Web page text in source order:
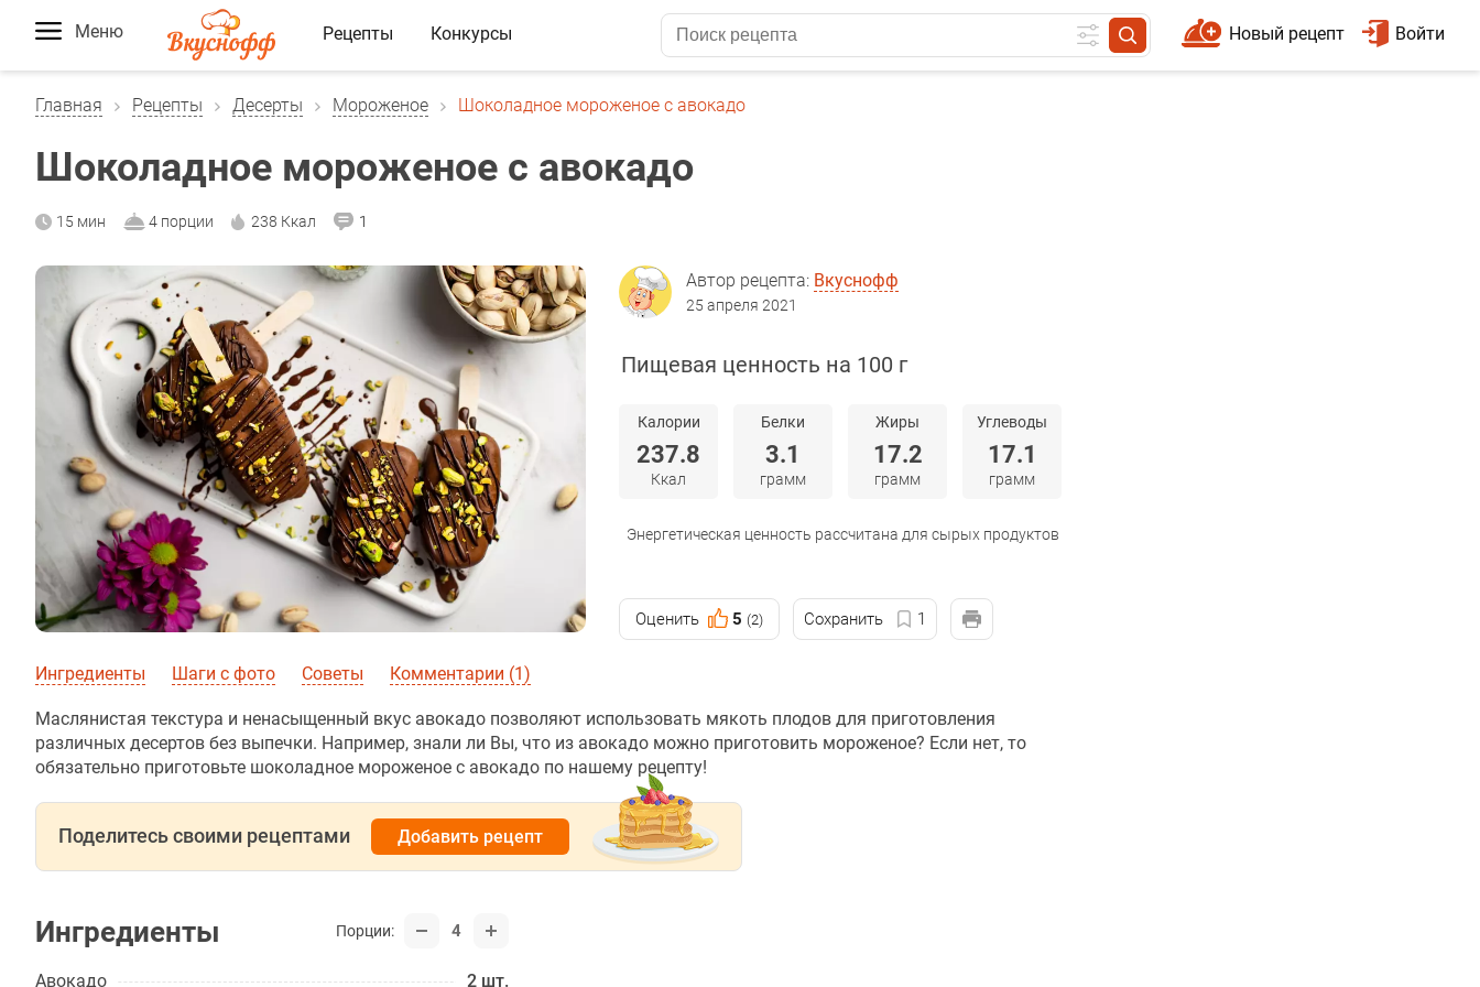
Меню Рецепты Конкурсы Войти
Новый рецепт
Главная Рецепты Десерты Мороженое Шоколадное мороженое с авокадо
Шоколадное мороженое с авокадо
15 мин 4 порции 238 Ккал 1
Автор рецепта: Вкуснофф
25 апреля 2021
Пищевая ценность на 100 г
Калории
237.8
Ккал
Белки
3.1
грамм
Жиры
17.2
грамм
Углеводы
17.1
грамм
Энергетическая ценность рассчитана для сырых продуктов
Оценить 5 (2) Сохранить 1
Ингредиенты Шаги с фото Советы Комментарии (1)
Маслянистая текстура и ненасыщенный вкус авокадо позволяют использовать мякоть плодов для приготовления
различных десертов без выпечки. Например, знали ли Вы, что из авокадо можно приготовить мороженое? Если нет, то
обязательно приготовьте шоколадное мороженое с авокадо по нашему рецепту!
Поделитесь своими рецептами Добавить рецепт
Ингредиенты Порции: 4
Авокадо
2 шт.